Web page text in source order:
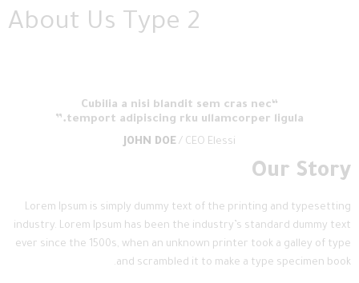
About Us Type 2
temport adipiscing rku ullamcorper ligula.”
JOHN DOE / CEO Elessi
Our Story
Lorem Ipsum is simply dummy text of the printing and typesetting
industry. Lorem Ipsum has been the industry’s standard dummy text
ever since the 1500s, when an unknown printer took a galley of type
and scrambled it to make a type specimen book.